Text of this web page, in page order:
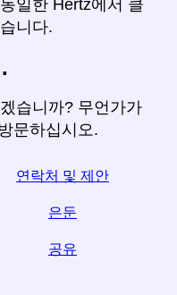
일한 Hertz에서 클
니다.
습니까? 무언가가
방문하십시오.
연락처 및 제안
은둔
공유